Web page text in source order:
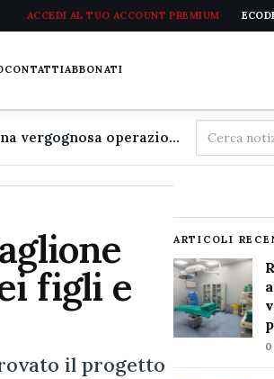
ACCEDI AL TUO ACCOUNT PREMIUM
CONTATTIABBONATI
Riattivazione sale operatorie al Caracciolo, Greco: "Una vergognosa operazione di propaganda"
Cerca
nel
figli e
il progetto
ARTICOLI